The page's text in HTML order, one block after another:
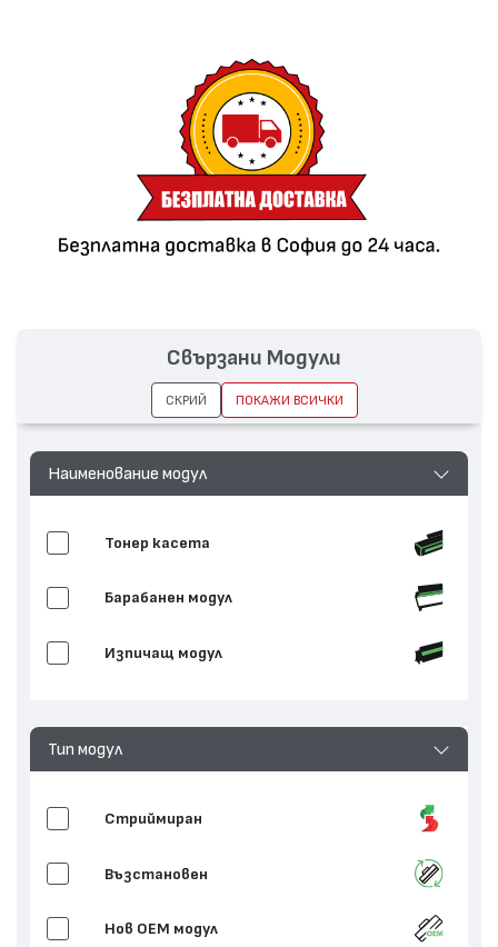
Наименование модул
Тонер касета
Барабанен модул
Изпичащ модул
Тип модул
Стриймиран
Възстановен
Нов ОЕМ модул
Свързани Модули
СКРИЙ ПОКАЖИ ВСИЧКИ